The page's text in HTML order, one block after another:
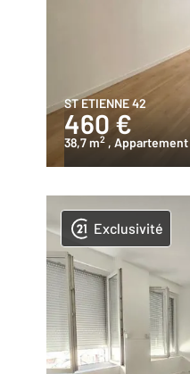
ST ETIENNE 42
460 €
38,7 m2 , Appartement
Exclusivité